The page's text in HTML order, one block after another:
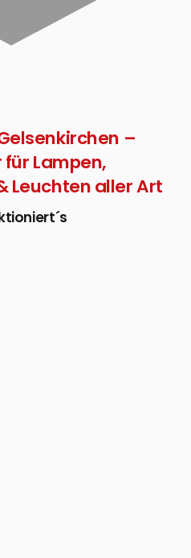
–
Lampen,
Leuchten aller Art